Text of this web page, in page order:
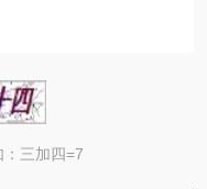
三加四=7